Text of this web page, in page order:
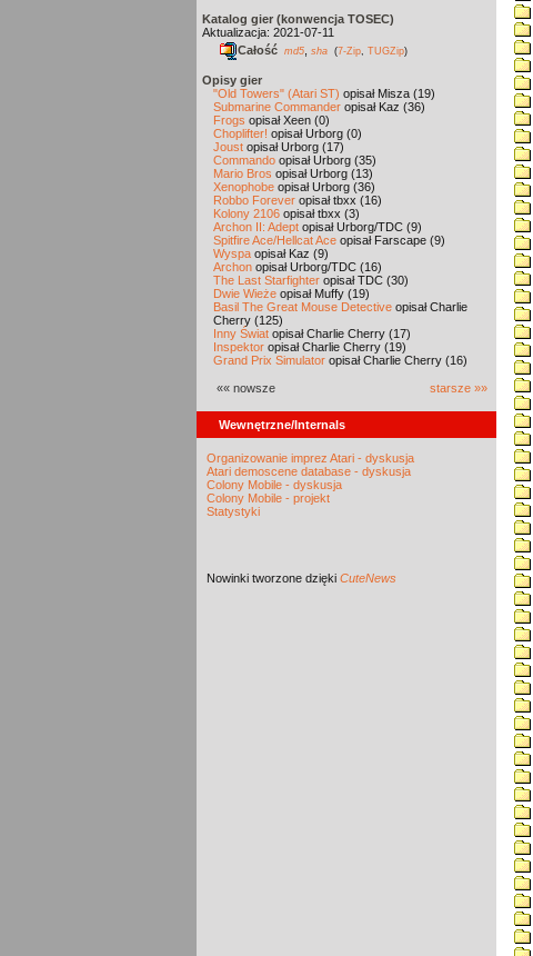
Katalog gier (konwencja TOSEC)
Aktualizacja: 2021-07-11
Całość md5 sha (7-Zip TUGZip)
Opisy gier
"Old Towers" (Atari ST) opisał Misza (19)
Submarine Commander opisał Kaz (36)
Frogs opisał Xeen (0)
Choplifter! opisał Urborg (0)
Joust opisał Urborg (17)
Commando opisał Urborg (35)
Mario Bros opisał Urborg (13)
Xenophobe opisał Urborg (36)
Robbo Forever opisał tbxx (16)
Kolony 2106 opisał tbxx (3)
Archon II: Adept opisał Urborg/TDC (9)
Spitfire Ace/Hellcat Ace opisał Farscape (9)
Wyspa opisał Kaz (9)
Archon opisał Urborg/TDC (16)
The Last Starfighter opisał TDC (30)
Dwie Wieże opisał Muffy (19)
Basil The Great Mouse Detective opisał Charlie
Cherry (125)
Inny Świat opisał Charlie Cherry (17)
Inspektor opisał Charlie Cherry (19)
Grand Prix Simulator opisał Charlie Cherry (16)
«« nowsze starsze »»
Wewnętrzne/Internals
Organizowanie imprez Atari - dyskusja
Atari demoscene database - dyskusja
Colony Mobile - dyskusja
Colony Mobile - projekt
Statystyki
Nowinki tworzone dzięki CuteNews